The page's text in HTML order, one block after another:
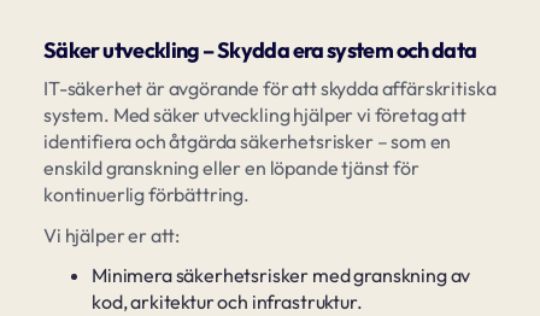
Säker utveckling – Skydda era system och data
IT-säkerhet är avgörande för att skydda affärskritiska
system. Med säker utveckling hjälper vi företag att
identifiera och åtgärda säkerhetsrisker – som en
enskild granskning eller en löpande tjänst för
kontinuerlig förbättring.
Vi hjälper er att:
Minimera säkerhetsrisker med granskning av
kod, arkitektur och infrastruktur.